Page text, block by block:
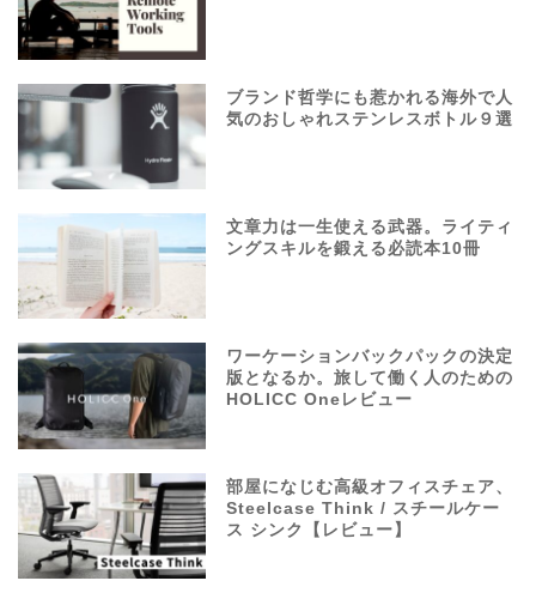
ブランド哲学にも惹かれる海外で人
気のおしゃれステンレスボトル９選
文章力は一生使える武器。ライティ
ングスキルを鍛える必読本10冊
ワーケーションバックパックの決定
版となるか。旅して働く人のための
HOLICC Oneレビュー
部屋になじむ高級オフィスチェア、
Steelcase Think / スチールケー
ス シンク【レビュー】